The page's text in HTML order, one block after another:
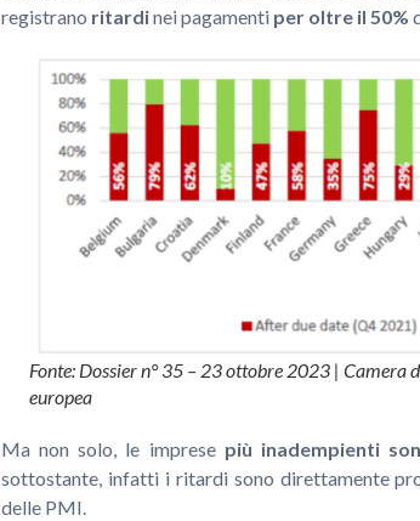
registrano ritardinei pagamenti per oltre il 50%
Fonte: Dossier n° 35 – 23 ottobre 2023 | Camera
europea
Ma non solo, le imprese più inadempienti
sottostante, infatti i ritardi sono direttamente
delle PMI.